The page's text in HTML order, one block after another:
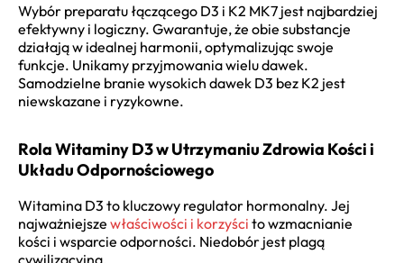
Wybór preparatu łączącego D3 i K2 MK7 jest najbardziej
efektywny i logiczny. Gwarantuje, że obie substancje
działają w idealnej harmonii, optymalizując swoje
funkcje. Unikamy przyjmowania wielu dawek.
Samodzielne branie wysokich dawek D3 bez K2 jest
niewskazane i ryzykowne.
Rola Witaminy D3 w Utrzymaniu Zdrowia Kości i
Układu Odpornościowego
Witamina D3 to kluczowy regulator hormonalny. Jej
najważniejsze właściwości i korzyści to wzmacnianie
kości i wsparcie odporności. Niedobór jest plagą
cywilizacyjną.